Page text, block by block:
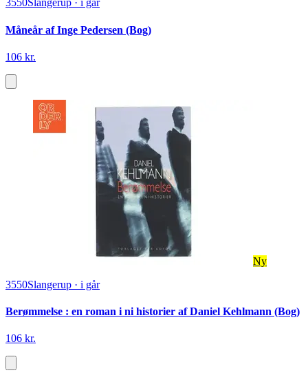
3550Slangerup · i går
Måneår af Inge Pedersen (Bog)
106 kr.
Ny
3550Slangerup · i går
Berømmelse : en roman i ni historier af Daniel Kehlmann (Bog)
106 kr.